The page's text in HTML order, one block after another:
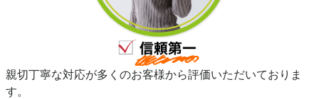
親切丁寧な対応が多くのお客様から評価いただいておりま
す。